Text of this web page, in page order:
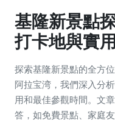
基隆新景點
打卡地與實
探索基隆新景點的全方
阿拉宝湾，我們深入分
用和最佳參觀時間。文
答，如免費景點、家庭